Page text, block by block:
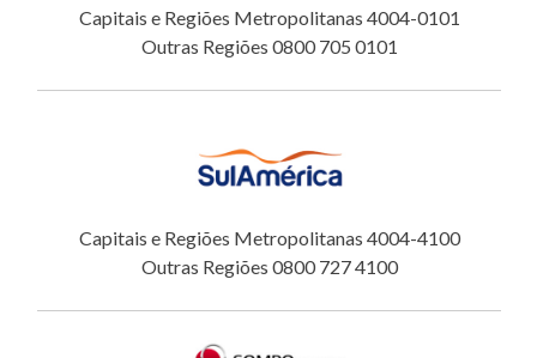
Capitais e Regiões Metropolitanas 4004-0101
Outras Regiões 0800 705 0101
Capitais e Regiões Metropolitanas 4004-4100
Outras Regiões 0800 727 4100